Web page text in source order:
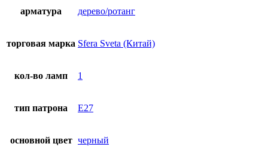
арматура дерево/ротанг
торговая марка Sfera Sveta (Китай)
кол-во ламп 1
тип патрона E27
основной цвет черный